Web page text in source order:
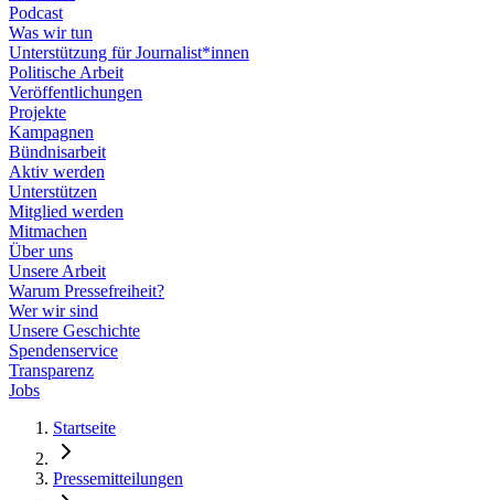
Podcast
Was wir tun
Unterstützung für Journalist*innen
Politische Arbeit
Veröffentlichungen
Projekte
Kampagnen
Bündnisarbeit
Aktiv werden
Unterstützen
Mitglied werden
Mitmachen
Über uns
Unsere Arbeit
Warum Pressefreiheit?
Wer wir sind
Unsere Geschichte
Spendenservice
Transparenz
Jobs
Startseite
Pressemitteilungen